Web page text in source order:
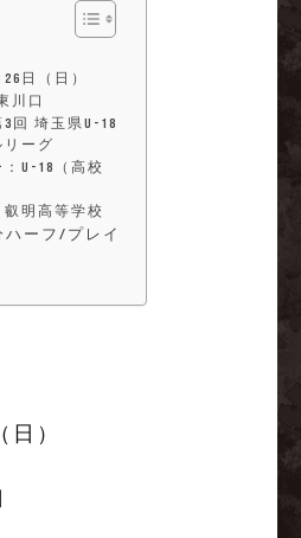
日（日）
川口
回 埼玉県U-18
リーグ
U-18（高校
明高等学校
ハーフ/プレイ
日）